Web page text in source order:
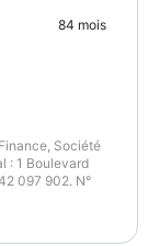
84 mois
Société
: 1 Boulevard
097 902. N°